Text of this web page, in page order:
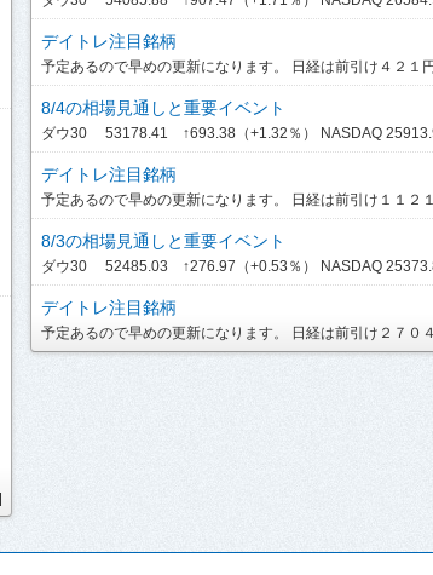
デイトレ注目銘柄
予定あるので早めの更新になります。 日経は前引け４２１
8/4の相場見通しと重要イベント
ダウ30 53178.41 ↑693.38（+1.32％） NASDAQ
デイトレ注目銘柄
予定あるので早めの更新になります。 日経は前引け１１２
8/3の相場見通しと重要イベント
ダウ30 52485.03 ↑276.97（+0.53％） NASDAQ
デイトレ注目銘柄
予定あるので早めの更新になります。 日経は前引け２７０